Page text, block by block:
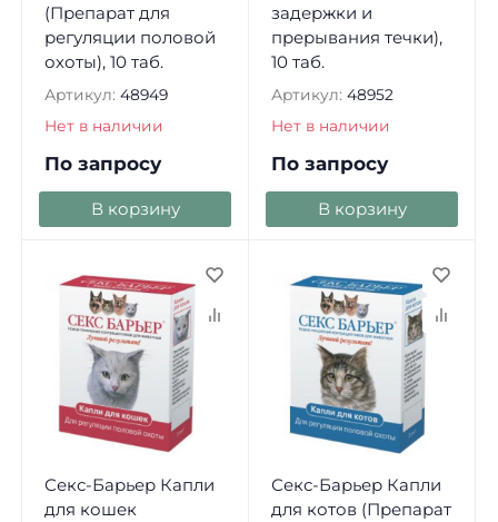
(Препарат для
регуляции половой
охоты), 10 таб.
Артикул: 48949
Нет в наличии
По запросу
В корзину
задержки и
прерывания течки),
10 таб.
Артикул: 48952
Нет в наличии
По запросу
В корзину
Секс-Барьер Капли
для кошек
Секс-Барьер Капли
для котов (Препарат